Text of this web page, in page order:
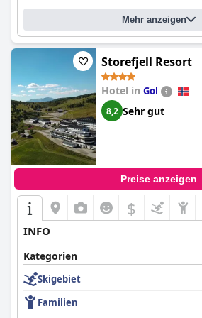
Mehr anzeigen
Storefjell Resort
Hotel in Gol
8,2 Sehr gut
Preise anzeigen
$
INFO
Kategorien
Skigebiet
Familien